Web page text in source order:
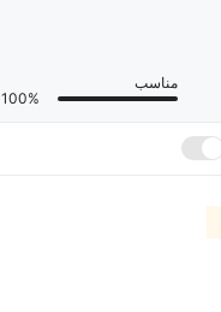
مناسب
100%